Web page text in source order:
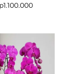
1.100.000